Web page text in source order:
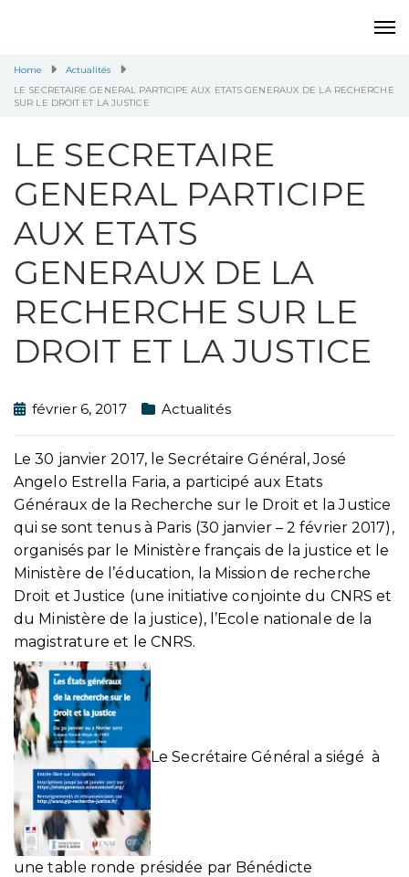
Home
Actualités
LE SECRETAIRE GENERAL PARTICIPE AUX ETATS GENERAUX DE LA RECHERCHE
SUR LE DROIT ET LA JUSTICE
LE SECRETAIRE
GENERAL PARTICIPE
AUX ETATS
GENERAUX DE LA
RECHERCHE SUR LE
DROIT ET LA JUSTICE
février 6, 2017 Actualités
Le 30 janvier 2017, le Secrétaire Général, José
Angelo Estrella Faria, a participé aux Etats
Généraux de la Recherche sur le Droit et la Justice
qui se sont tenus à Paris (30 janvier – 2 février 2017),
organisés par le Ministère français de la justice et le
Ministère de l’éducation, la Mission de recherche
Droit et Justice (une initiative conjointe du CNRS et
du Ministère de la justice), l’Ecole nationale de la
magistrature et le CNRS.
Le Secrétaire Général a siégé à
une table ronde présidée par Bénédicte